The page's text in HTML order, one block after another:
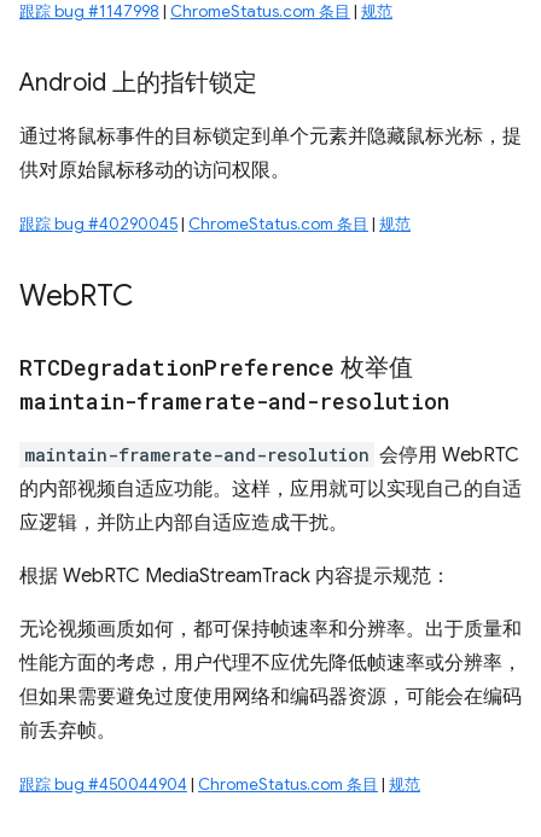
跟踪 bug #1147998 | ChromeStatus.com 条目 | 规范
Android 上的指针锁定
通过将鼠标事件的目标锁定到单个元素并隐藏鼠标光标，提
供对原始鼠标移动的访问权限。
跟踪 bug #40290045| ChromeStatus.com 条目 | 规范
WebRTC
RTCDegradationPreference 枚举值
maintain-framerate-and-resolution
maintain-framerate-and-resolution 会停用 WebRTC
的内部视频自适应功能。这样，应用就可以实现自己的自适
应逻辑，并防止内部自适应造成干扰。
根据 WebRTC MediaStreamTrack 内容提示规范：
无论视频画质如何，都可保持帧速率和分辨率。出于质量和
性能方面的考虑，用户代理不应优先降低帧速率或分辨率，
但如果需要避免过度使用网络和编码器资源，可能会在编码
前丢弃帧。
跟踪 bug #450044904 | ChromeStatus.com 条目 | 规范